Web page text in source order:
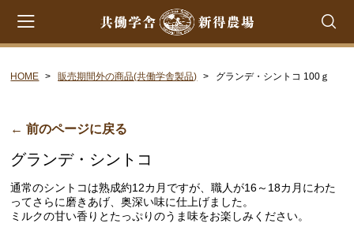
CATEGORY
共働学舎のチーズ
ラクレット
フロマージュ・フレ
HOME 販売期間外の商品(共働学舎製品) グランデ・シントコ 100ｇ
← 前のページに戻る
グランデ・シントコ
通常のシントコは熟成約12カ月ですが、職人が16～18カ月にわた
ってさらに磨きあげ、奥深い味に仕上げました。
ミルクの甘い香りとたっぷりのうま味をお楽しみください。